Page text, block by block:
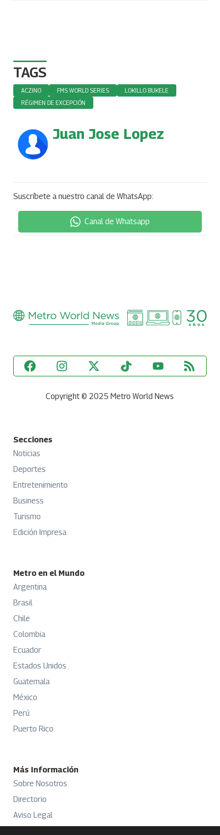
TAGS
ACZINO FMS WORLD SERIES
LOKILLO BUKELE
RÉGIMEN DE EXCEPCIÓN
Juan Jose Lopez
Suscríbete a nuestro canal de WhatsApp:
Canal de Whatsapp
Copyright © 2025 Metro World News
Secciones
Noticias
Deportes
Entretenimiento
Business
Turismo
Edición Impresa
Metro en el Mundo
Argentina
Brasil
Chile
Colombia
Ecuador
Estados Unidos
Guatemala
México
Perú
Puerto Rico
Más Información
Sobre Nosotros
Directorio
Aviso Legal